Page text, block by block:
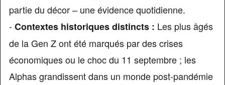
partie du décor – une évidence quotidienne.
-Contextes historiques distincts : Les plus âgés
de la Gen Z ont été marqués par des crises
économiques ou le choc du 11 septembre ; les
Alphas grandissent dans un monde post-pandémie